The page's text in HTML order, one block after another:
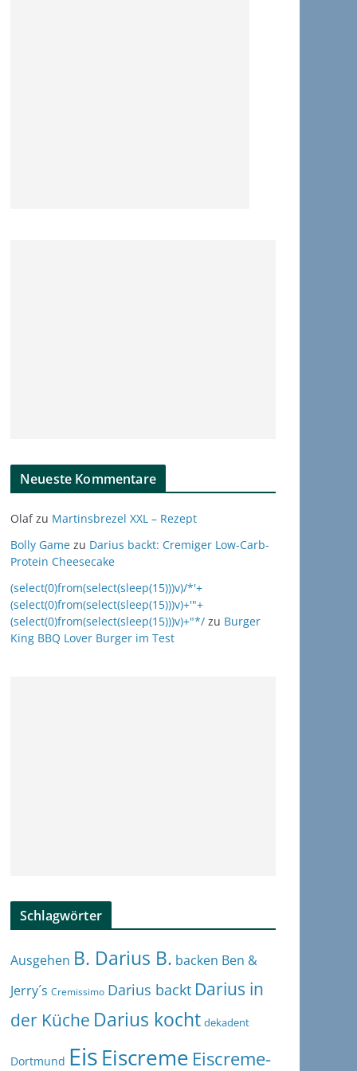
Neueste Kommentare
Olafzu Martinsbrezel XXL – Rezept
Bolly Game zu Darius backt: Cremiger Low-Carb-
Protein Cheesecake
(select(0)from(select(sleep(15)))v)/*'+
(select(0)from(select(sleep(15)))v)+'"+
(select(0)from(select(sleep(15)))v)+"*/ zu Burger
King BBQ Lover Burger im Test
Schlagwörter
Ausgehen B. Darius B. backen Ben &
Jerry´s Cremissimo Darius backt Darius in
der Küche Darius kocht dekadent
Dortmund EisEiscreme Eiscreme-